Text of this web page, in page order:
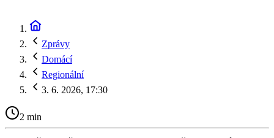
Zprávy
Domácí
Regionální
3. 6. 2026, 17:30
2 min